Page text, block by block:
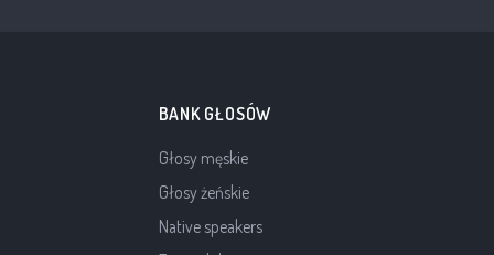
Głosy żeńskie
Native speakers
Znani i lubiani